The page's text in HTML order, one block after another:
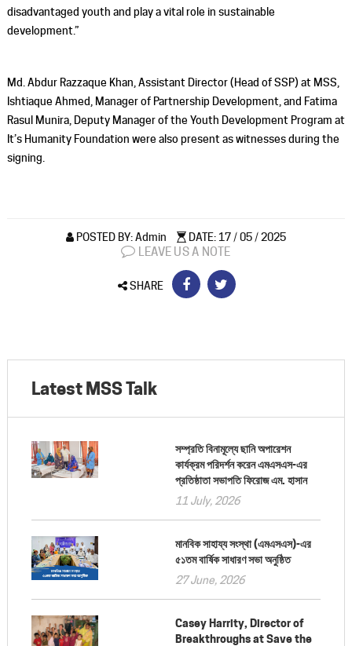
disadvantaged youth and play a vital role in sustainable
development.”
Md. Abdur Razzaque Khan, Assistant Director (Head of SSP) at MSS,
Ishtiaque Ahmed, Manager of Partnership Development, and Fatima
Rasul Munira, Deputy Manager of the Youth Development Program at
It’s Humanity Foundation were also present as witnesses during the
signing.
POSTED BY: Admin DATE: 17 / 05 / 2025
LEAVE US A NOTE
SHARE
Latest MSS Talk
সম্প্রতি বিনামূল্যে ছানি অপারেশন
কার্যক্রম পরিদর্শন করেন এমএসএস-এর
প্রতিষ্ঠাতা সভাপতি ফিরোজ এম. হাসান
11 July, 2026
মানবিক সাহায্য সংস্থা (এমএসএস)-এর
৫১তম বার্ষিক সাধারণ সভা অনুষ্ঠিত
27 June, 2026
Casey Harrity, Director of
Breakthroughs at Save the